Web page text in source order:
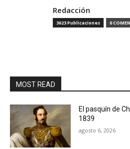
Redacción
3623 Publicaciones 0
MOST READ
El pasquín de
1839
agosto 6, 2026